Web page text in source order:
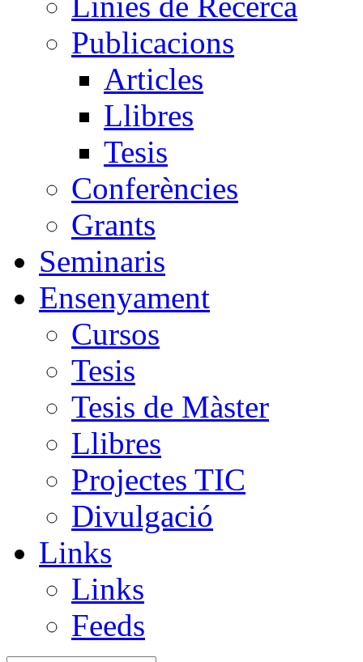
Publicacions
Articles
Llibres
Tesis
Conferències
Grants
Seminaris
Ensenyament
Cursos
Tesis
Tesis de Màster
Llibres
Projectes TIC
Divulgació
Links
Links
Feeds